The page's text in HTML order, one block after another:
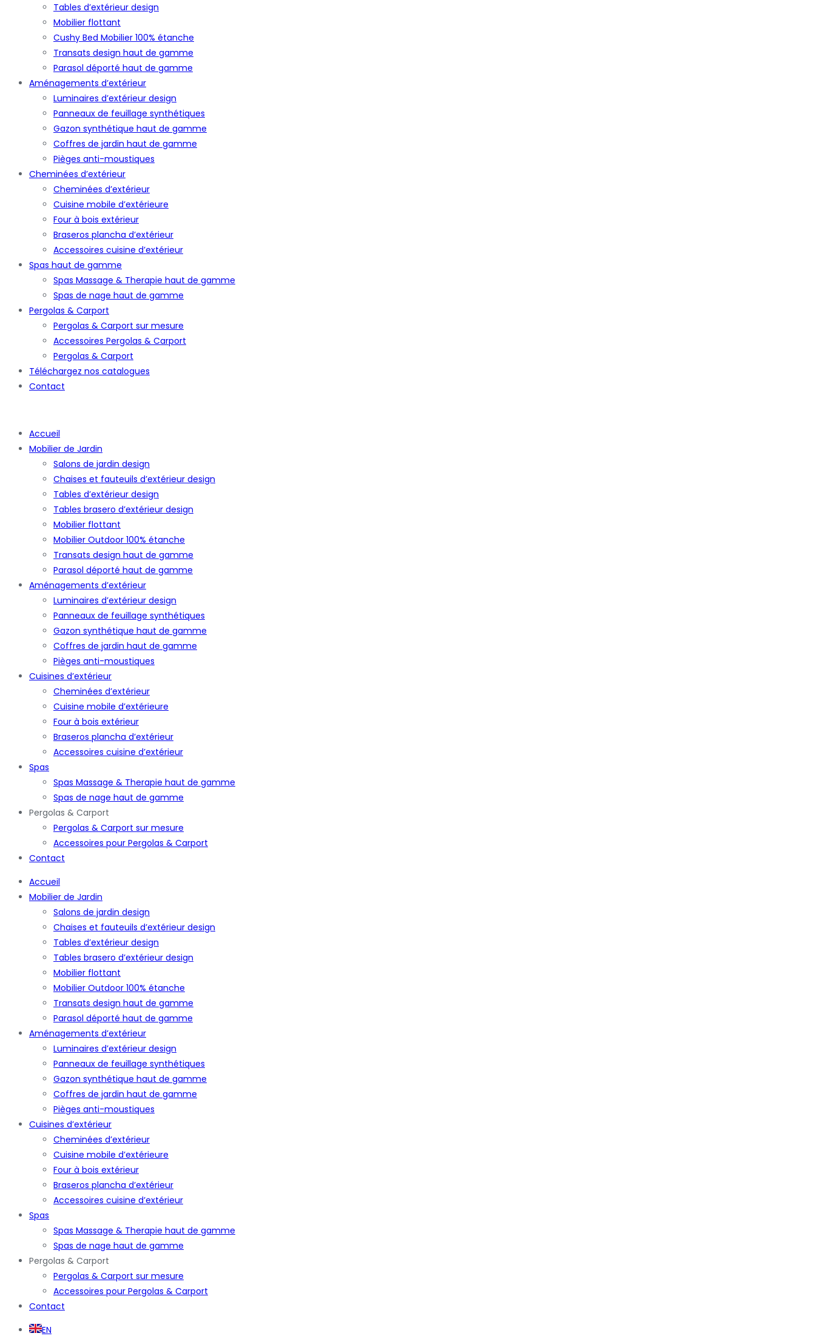
Tables d’extérieur design
Mobilier flottant
Cushy Bed Mobilier 100% étanche
Transats design haut de gamme
Parasol déporté haut de gamme
Aménagements d’extérieur
Luminaires d’extérieur design
Panneaux de feuillage synthétiques
Gazon synthétique haut de gamme
Coffres de jardin haut de gamme
Pièges anti-moustiques
Cheminées d’extérieur
Cheminées d’extérieur
Cuisine mobile d’extérieure
Four à bois extérieur
Braseros plancha d’extérieur
Accessoires cuisine d’extérieur
Spas haut de gamme
Spas Massage & Therapie haut de gamme
Spas de nage haut de gamme
Pergolas & Carport
Pergolas & Carport sur mesure
Accessoires Pergolas & Carport
Pergolas & Carport
Téléchargez nos catalogues
Contact
Accueil
Mobilier de Jardin
Salons de jardin design
Chaises et fauteuils d’extérieur design
Tables d’extérieur design
Tables brasero d’extérieur design
Mobilier flottant
Mobilier Outdoor 100% étanche
Transats design haut de gamme
Parasol déporté haut de gamme
Aménagements d’extérieur
Luminaires d’extérieur design
Panneaux de feuillage synthétiques
Gazon synthétique haut de gamme
Coffres de jardin haut de gamme
Pièges anti-moustiques
Cuisines d’extérieur
Cheminées d’extérieur
Cuisine mobile d’extérieure
Four à bois extérieur
Braseros plancha d’extérieur
Accessoires cuisine d’extérieur
Spas
Spas Massage & Therapie haut de gamme
Spas de nage haut de gamme
Pergolas & Carport
Pergolas & Carport sur mesure
Accessoires pour Pergolas & Carport
Contact
Accueil
Mobilier de Jardin
Salons de jardin design
Chaises et fauteuils d’extérieur design
Tables d’extérieur design
Tables brasero d’extérieur design
Mobilier flottant
Mobilier Outdoor 100% étanche
Transats design haut de gamme
Parasol déporté haut de gamme
Aménagements d’extérieur
Luminaires d’extérieur design
Panneaux de feuillage synthétiques
Gazon synthétique haut de gamme
Coffres de jardin haut de gamme
Pièges anti-moustiques
Cuisines d’extérieur
Cheminées d’extérieur
Cuisine mobile d’extérieure
Four à bois extérieur
Braseros plancha d’extérieur
Accessoires cuisine d’extérieur
Spas
Spas Massage & Therapie haut de gamme
Spas de nage haut de gamme
Pergolas & Carport
Pergolas & Carport sur mesure
Accessoires pour Pergolas & Carport
Contact
EN